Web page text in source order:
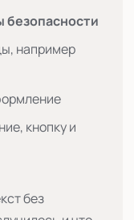
например
кнопку и
без